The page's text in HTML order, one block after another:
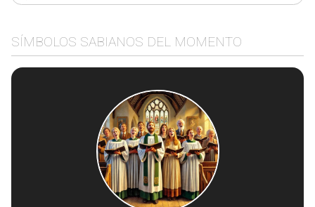
SÍMBOLOS SABIANOS DEL MOMENTO